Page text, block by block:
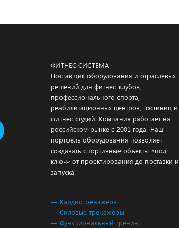
ФИТНЕС СИСТЕМА
Поставщик оборудования и отраслевых
решений для фитнес-клубов,
профессионального спорта,
реабилитационных центров, гостиниц и
фитнес-студий. Компания работает на
российском рынке с 2001 года. Наш
портфель оборудования позволяет
создавать спортивные объекты «под
ключ» от проектирования до поставки и
запуска.
— Кардиотренажёры
— Силовые тренажёры
— Функциональный тренинг